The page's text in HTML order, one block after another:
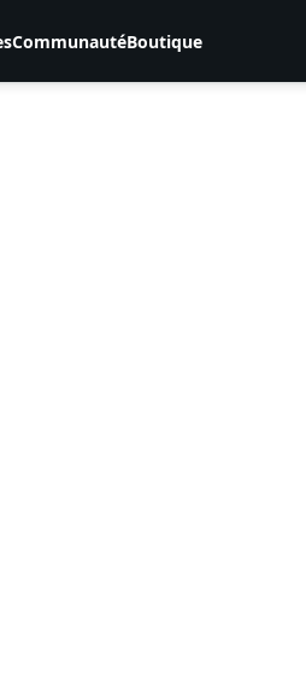
CommunautéBoutique